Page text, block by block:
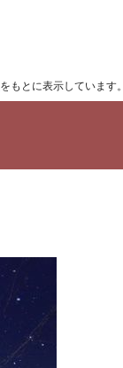
をもとに表示しています。